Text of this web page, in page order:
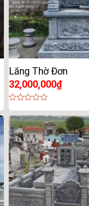
Lăng Thờ Đơn
32,000,000₫
0
out
of
5